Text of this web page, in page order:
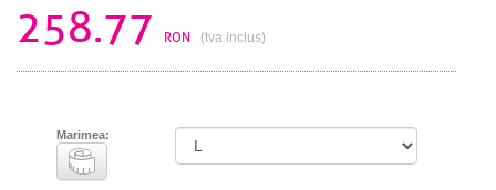
258.77 RON (tva inclus)
Marimea: